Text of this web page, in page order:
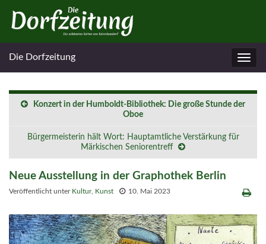
Die Dorfzeitung
Konzert in der Humboldt-Bibliothek: Die große Stunde der
Oboe
Bürgermeisterin hält Wort: Hauptamtliche Verstärkung für
Märkischen Seniorentreff
Neue Ausstellung in der Graphothek Berlin
Veröffentlicht unter Kultur, Kunst 10. Mai 2023